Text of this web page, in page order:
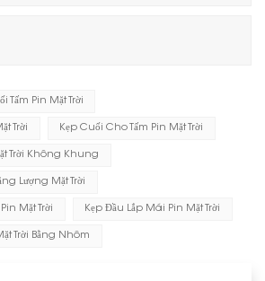
Tấm Pin Mặt Trời
Trời Kẹp Cuối Cho Tấm Pin Mặt Trời
Trời Không Khung
Lượng Mặt Trời
Mặt Trời Kẹp Đầu Lắp Mái Pin Mặt Trời
Trời Bằng Nhôm